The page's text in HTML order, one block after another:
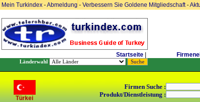
Mein Turkindex -Abmeldung- Verbessern Sie Goldene Mitgliedschaft-
Startseite
Länderwahl
Türkei
Firmen Suche :
Produkt/Dienstleistung :